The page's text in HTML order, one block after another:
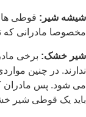
شیشه شیر: قوطی
مخصوصا مادرانی که
شیر خشک: برخی
ندارند. در چنین
می شود. پس مادران
باید یک قوطی شیر